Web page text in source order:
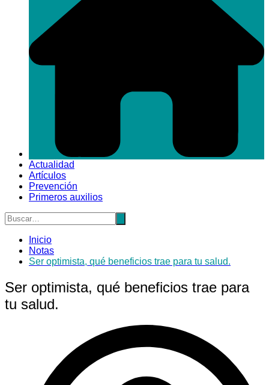
Actualidad
Artículos
Prevención
Primeros auxilios
Inicio
Notas
Ser optimista, qué beneficios trae para tu salud.
Ser optimista, qué beneficios trae para
tu salud.